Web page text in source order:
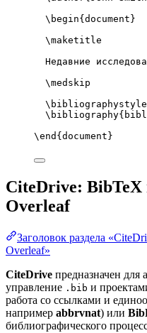
\begin{ document }
\maketitle
Недавние
\medskip
\bibliographystyle
\bibliography
\end { document }
CiteDrive: BibTeX
Overleaf
Заголовок раздела
Overleaf»
CiteDrive предназначен для
управление .bib и
работа со ссылками и
например abbrvnat) или
библиографического